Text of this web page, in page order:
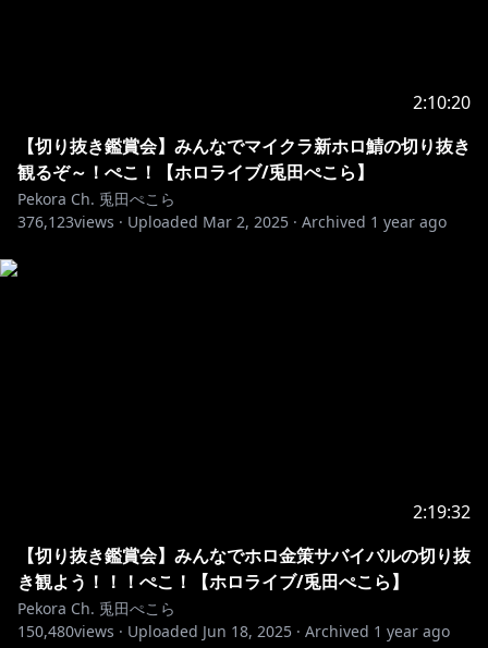
2:10:20
【切り抜き鑑賞会】みんなでマイクラ新ホロ鯖の切り抜き
観るぞ～！ぺこ！【ホロライブ/兎田ぺこら】
Pekora Ch. 兎田ぺこら
376,123views · Uploaded Mar 2, 2025 · Archived 1 year ago
2:19:32
【切り抜き鑑賞会】みんなでホロ金策サバイバルの切り抜
き観よう！！！ぺこ！【ホロライブ/兎田ぺこら】
Pekora Ch. 兎田ぺこら
150,480views · Uploaded Jun 18, 2025 · Archived 1 year ago